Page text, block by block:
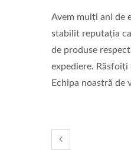
Avem mulți ani de
stabilit reputația
de produse
expediere.
Echipa noastră de